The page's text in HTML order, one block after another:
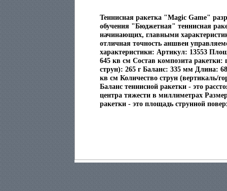
Теннисная ракетка "Magic Game"
обучения "Бюджетная" теннисная
начинающих, главными
отличная точность аншвеи
характеристики: Артикул: 13553
645 кв см Состав композита
струн): 265 г Баланс: 335 мм Длина:
кв см Количество струн (вертикаль/
Баланс теннисной ракетки - это
центра тяжести в миллиметрах
ракетки - это площадь струнной